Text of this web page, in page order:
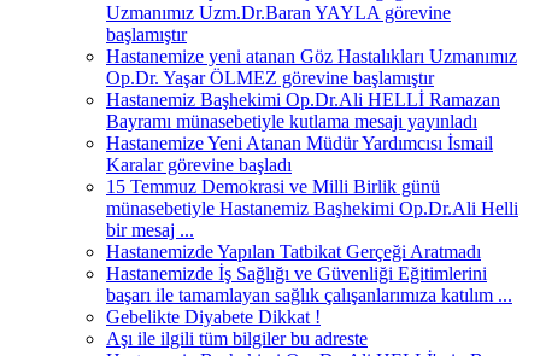
Uzmanımız Uzm.Dr.Baran YAYLA görevine
başlamıştır
Hastanemize yeni atanan Göz Hastalıkları Uzmanımız
Op.Dr. Yaşar ÖLMEZ görevine başlamıştır
Hastanemiz Başhekimi Op.Dr.Ali HELLİ Ramazan
Bayramı münasebetiyle kutlama mesajı yayınladı
Hastanemize Yeni Atanan Müdür Yardımcısı İsmail
Karalar görevine başladı
15 Temmuz Demokrasi ve Milli Birlik günü
münasebetiyle Hastanemiz Başhekimi Op.Dr.Ali Helli
bir mesaj ...
Hastanemizde Yapılan Tatbikat Gerçeği Aratmadı
Hastanemizde İş Sağlığı ve Güvenliği Eğitimlerini
başarı ile tamamlayan sağlık çalışanlarımıza katılım ...
Gebelikte Diyabete Dikkat !
Aşı ile ilgili tüm bilgiler bu adreste